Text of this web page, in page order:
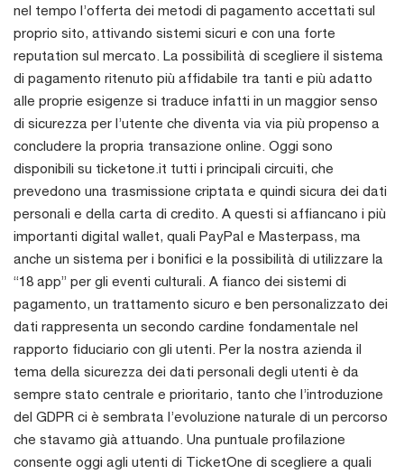
nel tempo l’offerta dei metodi di pagamento accettati sul
proprio sito, attivando sistemi sicuri e con una forte
reputation sul mercato. La possibilità di scegliere il sistema
di pagamento ritenuto più affidabile tra tanti e più adatto
alle proprie esigenze si traduce infatti in un maggior senso
di sicurezza per l’utente che diventa via via più propenso a
concludere la propria transazione online. Oggi sono
disponibili su ticketone.it tutti i principali circuiti, che
prevedono una trasmissione criptata e quindi sicura dei dati
personali e della carta di credito. A questi si affiancano i più
importanti digital wallet, quali PayPal e Masterpass, ma
anche un sistema per i bonifici e la possibilità di utilizzare la
“18 app” per gli eventi culturali. A fianco dei sistemi di
pagamento, un trattamento sicuro e ben personalizzato dei
dati rappresenta un secondo cardine fondamentale nel
rapporto fiduciario con gli utenti. Per la nostra azienda il
tema della sicurezza dei dati personali degli utenti è da
sempre stato centrale e prioritario, tanto che l’introduzione
del GDPR ci è sembrata l’evoluzione naturale di un percorso
che stavamo già attuando. Una puntuale profilazione
consente oggi agli utenti di TicketOne di scegliere a quali